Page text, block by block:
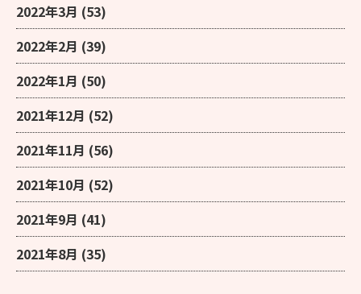
2022年3月 (53)
2022年2月 (39)
2022年1月 (50)
2021年12月 (52)
2021年11月 (56)
2021年10月 (52)
2021年9月 (41)
2021年8月 (35)